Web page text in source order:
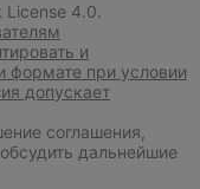
License 4.0.
и
формате при условии
допускает
соглашения,
дальнейшие